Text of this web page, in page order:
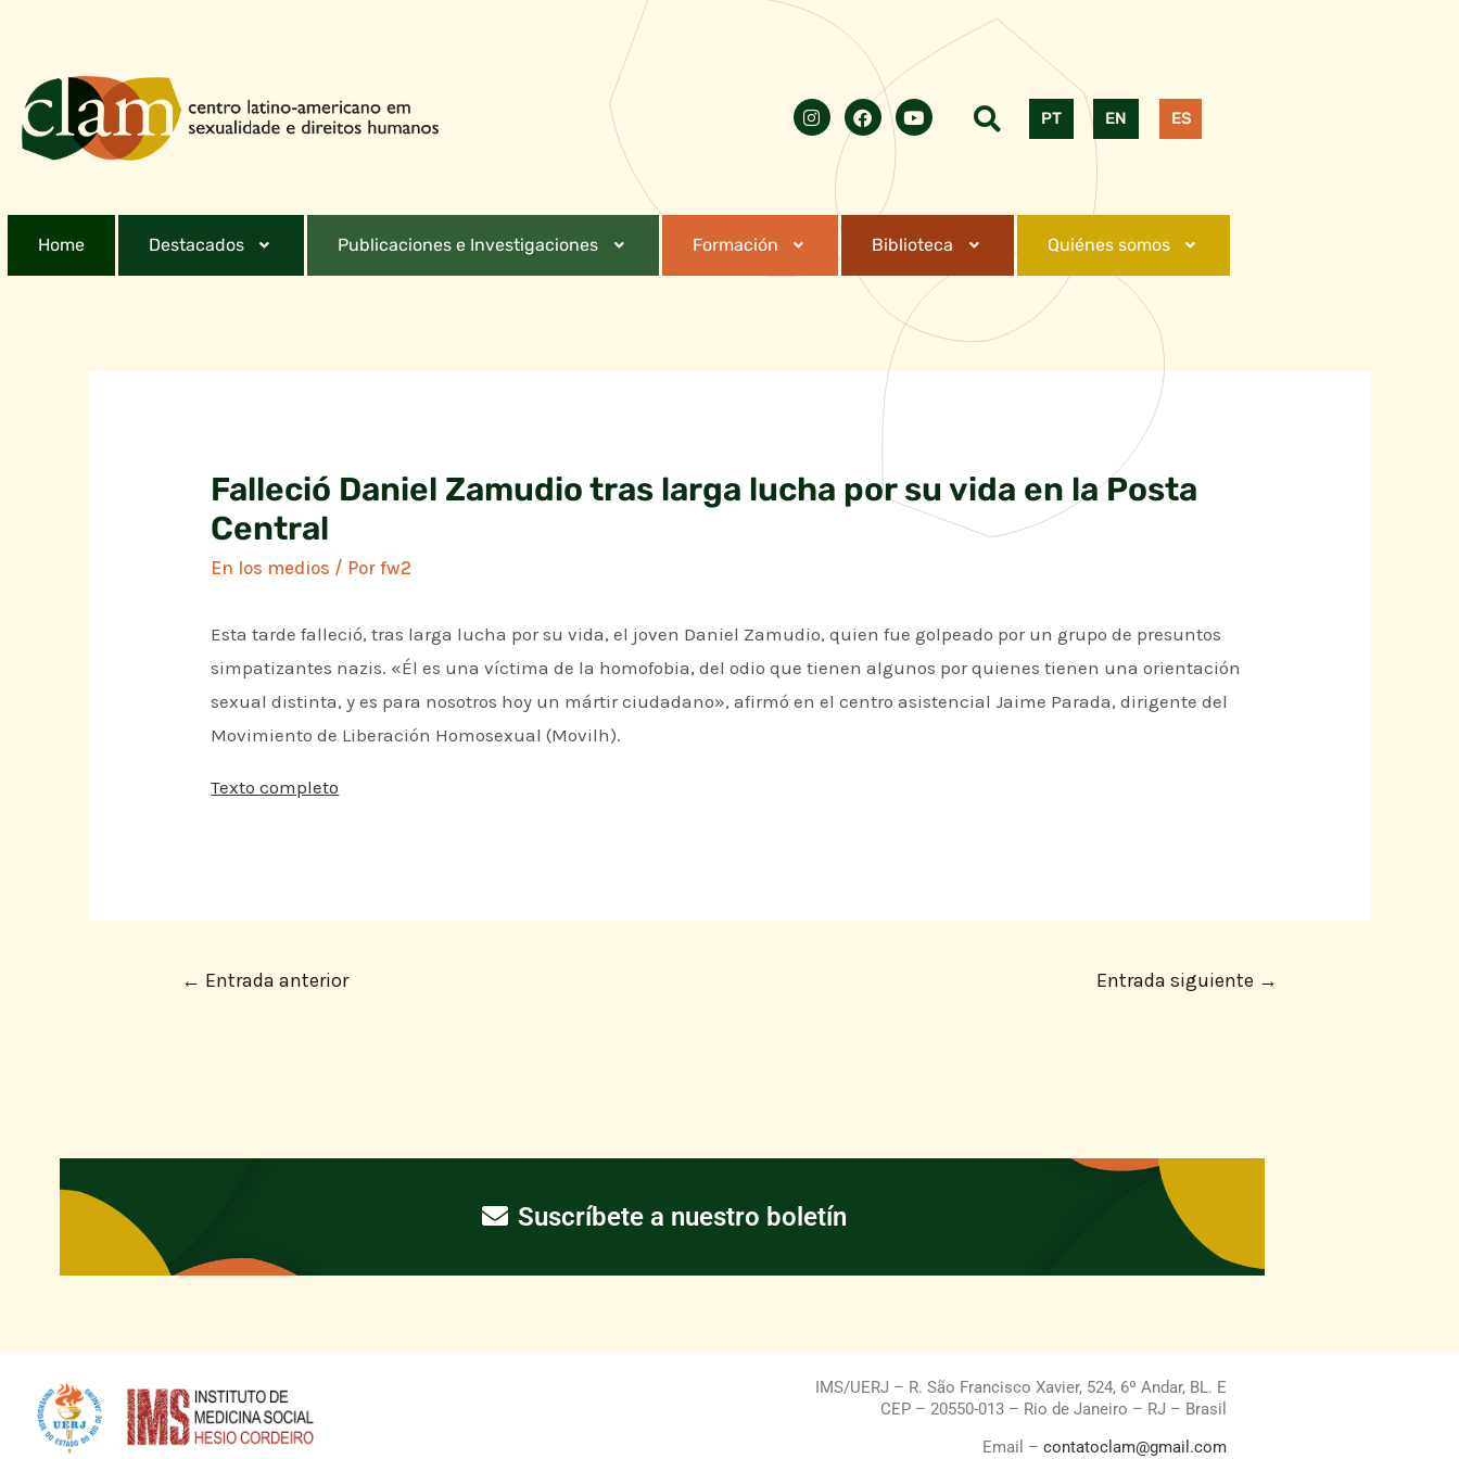
PT EN ES
Home Destacados Publicaciones e Investigaciones Formación Biblioteca Quiénes somos
Falleció Daniel Zamudio tras larga lucha por su vida en la Posta
Central
En los medios / Porfw2
Esta tarde falleció, tras larga lucha por su vida, el joven Daniel Zamudio, quien fue golpeado por un grupo de presuntos
simpatizantes nazis. «Él es una víctima de la homofobia, del odio que tienen algunos por quienes tienen una orientación
sexual distinta, y es para nosotros hoy un mártir ciudadano», afirmó en el centro asistencial Jaime Parada, dirigente del
Movimiento de Liberación Homosexual (Movilh).
Texto completo
← Entrada anterior Entrada siguiente →
Suscríbete a nuestro boletín
IMS/UERJ – R. São Francisco Xavier, 524, 6º Andar, BL. E
CEP – 20550-013 – Rio de Janeiro – RJ – Brasil
Email – contatoclam@gmail.com